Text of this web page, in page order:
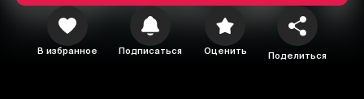
В избранное Подписаться Оценить Поделиться